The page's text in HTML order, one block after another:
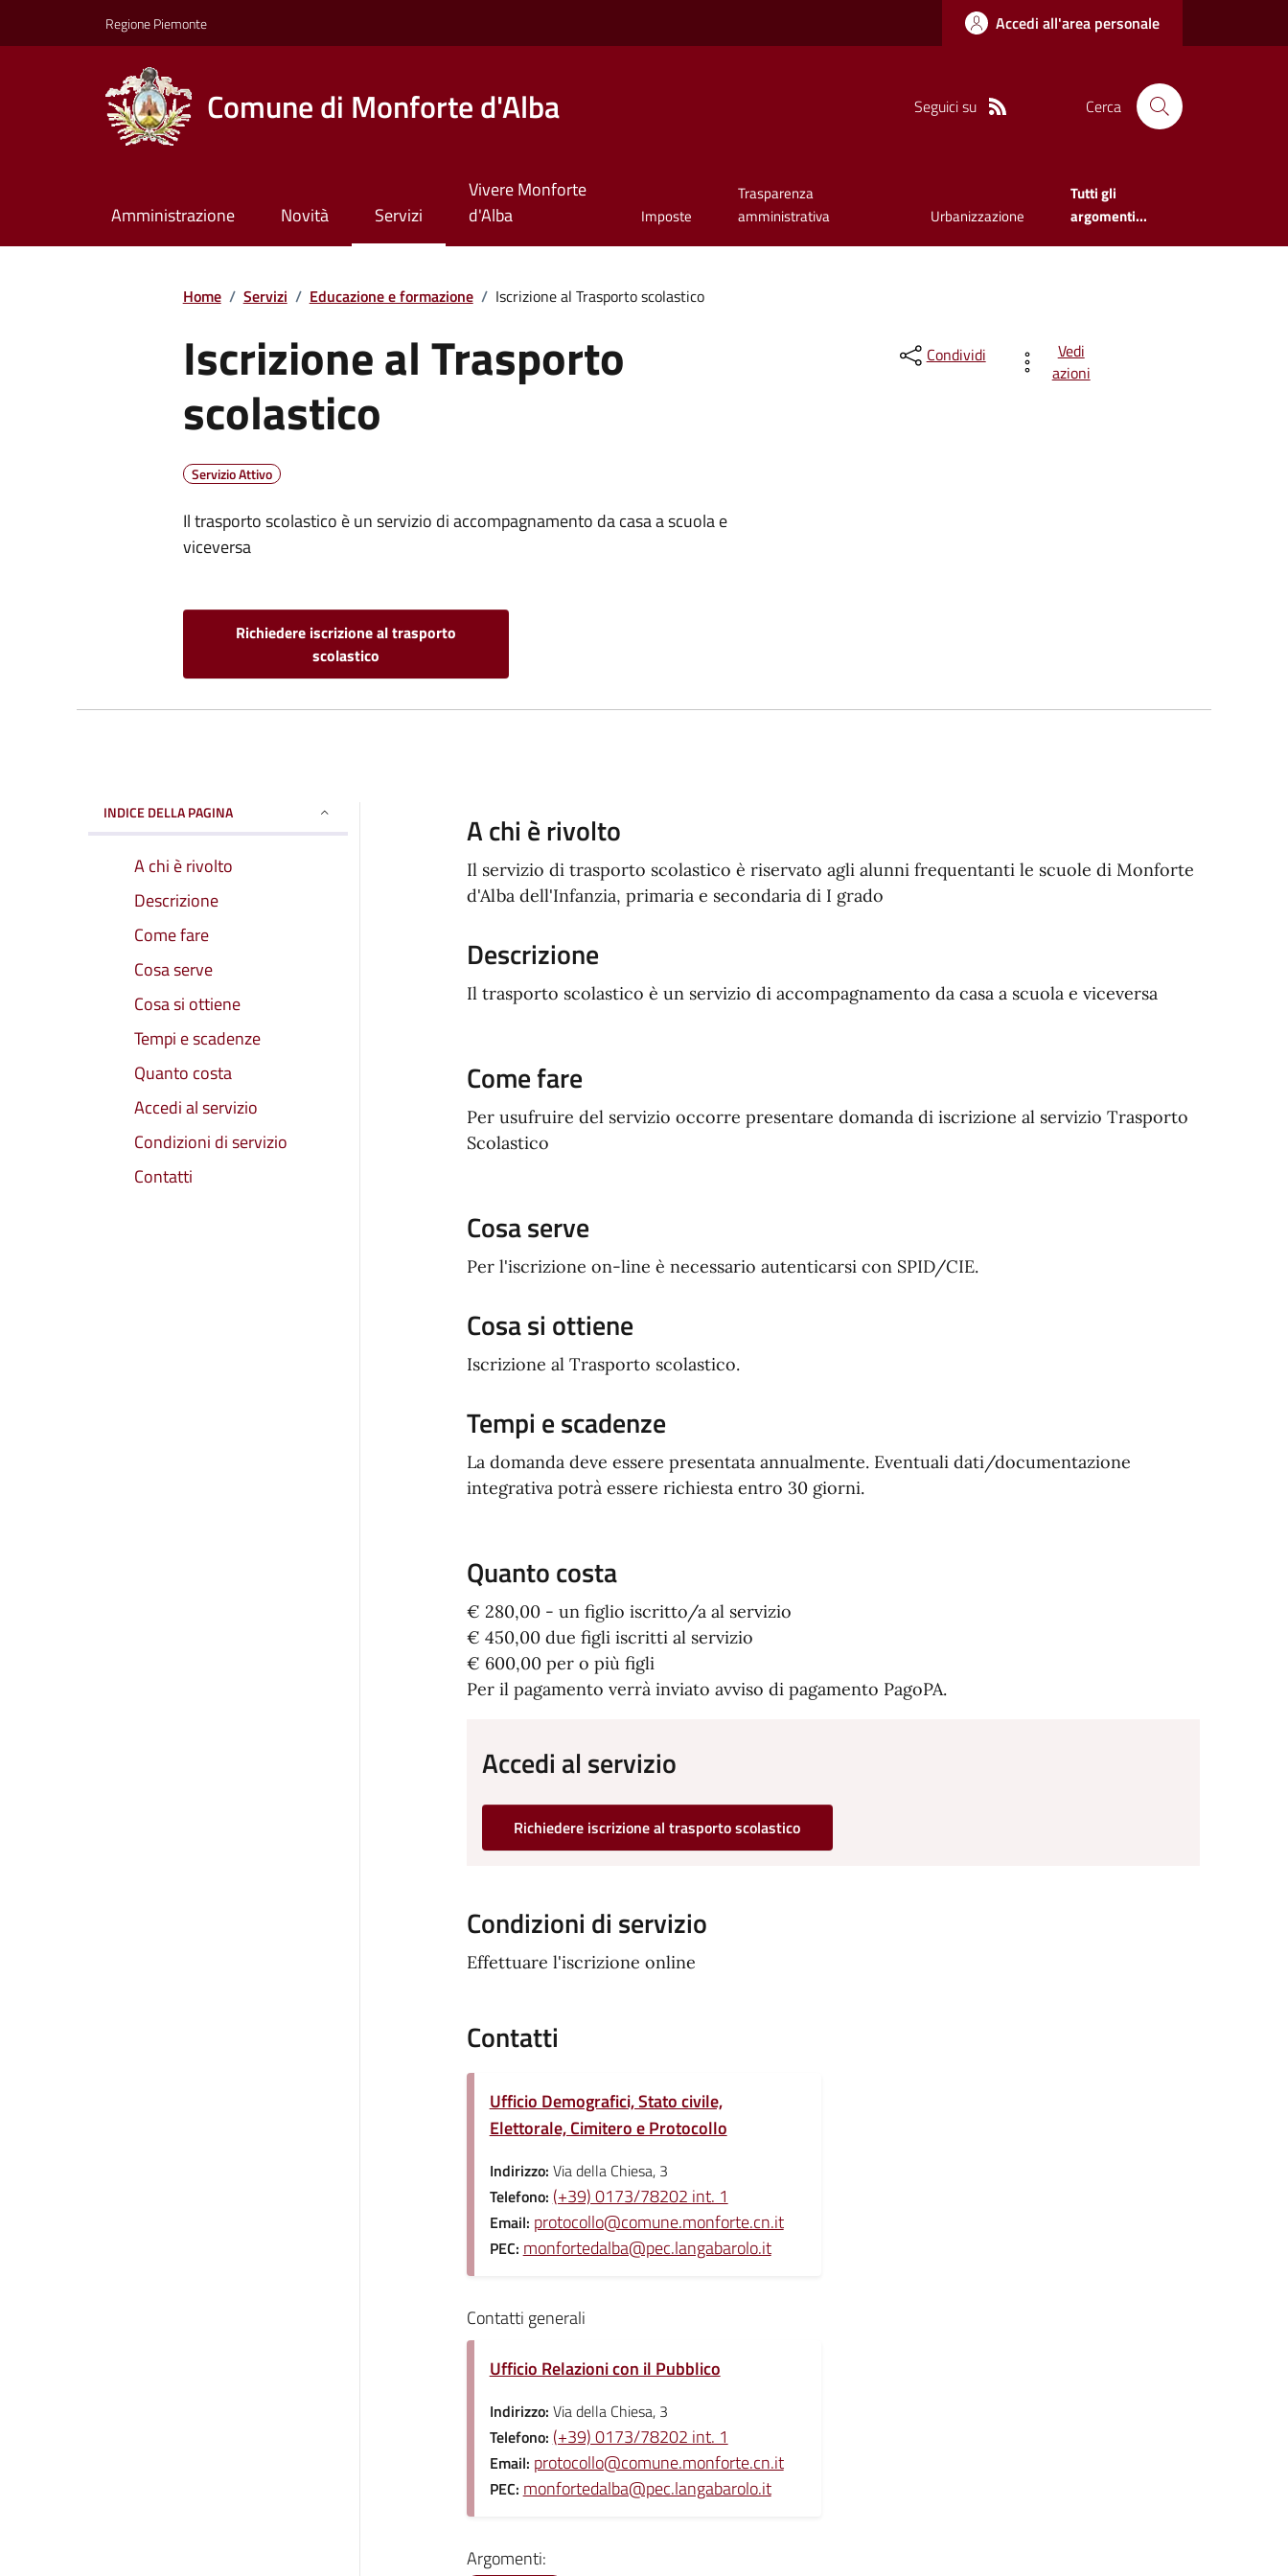
Regione Piemonte Accedi all'area personale
Comune di Monforte d'Alba Seguici su Cerca
Amministrazione Novità Servizi
Vivere Monforte
d'Alba
Imposte
Trasparenza
amministrativa
Urbanizzazione
Tutti gli
argomenti...
Home / Servizi / Educazione e formazione / Iscrizione al Trasporto scolastico
Iscrizione al Trasporto
scolastico
Servizio Attivo
Il trasporto scolastico è un servizio di accompagnamento da casa a scuola e
viceversa
Richiedere iscrizione al trasporto
scolastico
Condividi
Vedi
azioni
INDICE DELLA PAGINA
A chi è rivolto
Descrizione
Come fare
Cosa serve
Cosa si ottiene
Tempi e scadenze
Quanto costa
Accedi al servizio
Condizioni di servizio
Contatti
A chi è rivolto
Il servizio di trasporto scolastico è riservato agli alunni frequentanti le scuole di Monforte
d'Alba dell'Infanzia, primaria e secondaria di I grado
Descrizione
Il trasporto scolastico è un servizio di accompagnamento da casa a scuola e viceversa
Come fare
Per usufruire del servizio occorre presentare domanda di iscrizione al servizio Trasporto
Scolastico
Cosa serve
Per l'iscrizione on-line è necessario autenticarsi con SPID/CIE.
Cosa si ottiene
Iscrizione al Trasporto scolastico.
Tempi e scadenze
La domanda deve essere presentata annualmente. Eventuali dati/documentazione
integrativa potrà essere richiesta entro 30 giorni.
Quanto costa
€ 280,00 - un figlio iscritto/a al servizio
€ 450,00 due figli iscritti al servizio
€ 600,00 per o più figli
Per il pagamento verrà inviato avviso di pagamento PagoPA.
Accedi al servizio
Richiedere iscrizione al trasporto scolastico
Condizioni di servizio
Effettuare l'iscrizione online
Contatti
Ufficio Demografici, Stato civile,
Elettorale, Cimitero e Protocollo
Indirizzo: Via della Chiesa, 3
Telefono: (+39) 0173/78202 int. 1
Email: protocollo@comune.monforte.cn.it
PEC: monfortedalba@pec.langabarolo.it
Contatti generali
Ufficio Relazioni con il Pubblico
Indirizzo: Via della Chiesa, 3
Telefono: (+39) 0173/78202 int. 1
Email: protocollo@comune.monforte.cn.it
PEC: monfortedalba@pec.langabarolo.it
Argomenti: